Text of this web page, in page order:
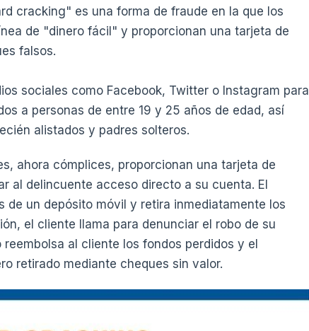
cracking" es una forma de fraude en la que los
de "dinero fácil" y proporcionan una tarjeta de
falsos.
sociales como Facebook, Twitter o Instagram para
a personas de entre 19 y 25 años de edad, así
alistados y padres solteros.
ahora cómplices, proporcionan una tarjeta de
al delincuente acceso directo a su cuenta. El
un depósito móvil y retira inmediatamente los
el cliente llama para denunciar el robo de su
al cliente los fondos perdidos y el
retirado mediante cheques sin valor.